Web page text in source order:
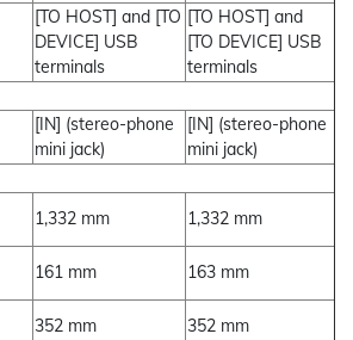
[TO HOST] and [TO
DEVICE] USB
terminals
[TO HOST] and
[TO DEVICE] USB
terminals
[IN] (stereo-phone
mini jack)
[IN] (stereo-phone
mini jack)
1,332 mm
1,332 mm
161 mm
163 mm
352 mm 352 mm